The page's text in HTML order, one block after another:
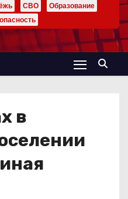
СВО
Образование
в